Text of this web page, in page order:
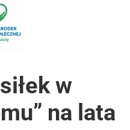
w
na lata